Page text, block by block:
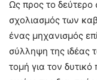
Ως προς το δεύτερο
σχολιασμός των
ένας μηχανισμός
σύλληψη της ιδέας
τομή για τον δυτικό